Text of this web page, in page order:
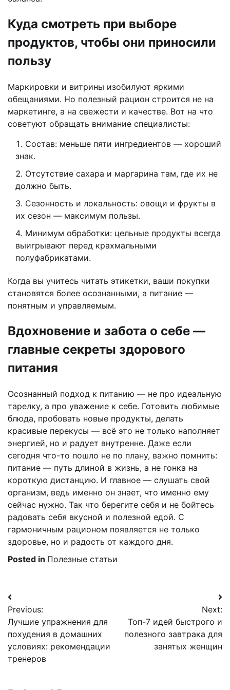
Куда смотреть при выборе
продуктов, чтобы они приносили
пользу
Маркировки и витрины изобилуют яркими
обещаниями. Но полезный рацион строится не на
маркетинге, а на свежести и качестве. Вот на что
советуют обращать внимание специалисты:
Состав: меньше пяти ингредиентов — хороший
знак.
Отсутствие сахара и маргарина там, где их не
должно быть.
Сезонность и локальность: овощи и фрукты в
их сезон — максимум пользы.
Минимум обработки: цельные продукты всегда
выигрывают перед крахмальными
полуфабрикатами.
Когда вы учитесь читать этикетки, ваши покупки
становятся более осознанными, а питание —
понятным и управляемым.
Вдохновение и забота о себе —
главные секреты здорового
питания
Осознанный подход к питанию — не про идеальную
тарелку, а про уважение к себе. Готовить любимые
блюда, пробовать новые продукты, делать
красивые перекусы — всё это не только наполняет
энергией, но и радует внутренне. Даже если
сегодня что-то пошло не по плану, важно помнить:
питание — путь длиной в жизнь, а не гонка на
короткую дистанцию. И главное — слушать свой
организм, ведь именно он знает, что именно ему
сейчас нужно. Так что берегите себя и не бойтесь
радовать себя вкусной и полезной едой. С
гармоничным рационом появляется не только
здоровье, но и радость от каждого дня.
Posted in Полезные статьи
Навигация
по
записям
Previous:
Лучшие упражнения для
похудения в домашних
условиях: рекомендации
тренеров
Next:
Топ-7 идей быстрого и
полезного завтрака для
занятых женщин